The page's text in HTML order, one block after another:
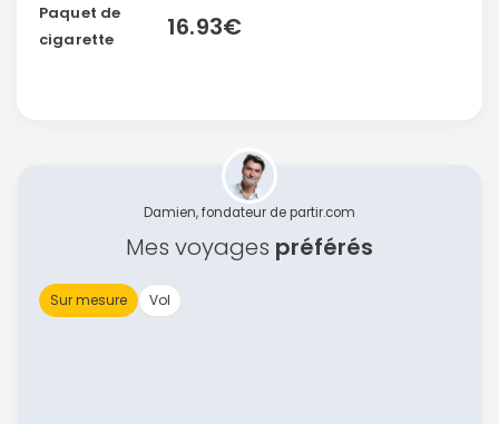
Paquet de
cigarette
16.93€
Damien, fondateur de partir.com
Mes voyages préférés
Sur mesure Vol